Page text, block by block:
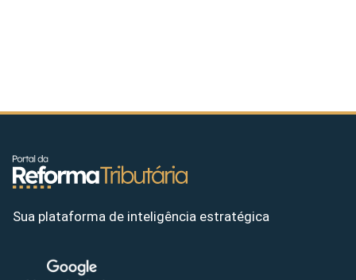
Sua plataforma de inteligência estratégica